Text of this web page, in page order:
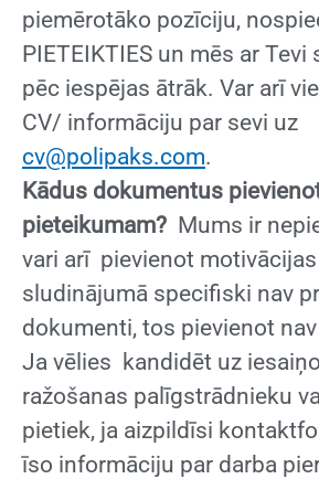
piemērotāko pozīciju,
PIETEIKTIES un mēs ar Tevi
pēc iespējas ātrāk. Var arī
CV/ informāciju par sevi uz
cv@polipaks.com.
Kādus dokumentus
pieteikumam? Mums ir
vari arī pievienot
sludinājumā specifiski nav
dokumenti, tos pievienot
Ja vēlies kandidēt uz
ražošanas palīgstrādnieku
pietiek, ja aizpildīsi
īso informāciju par darba